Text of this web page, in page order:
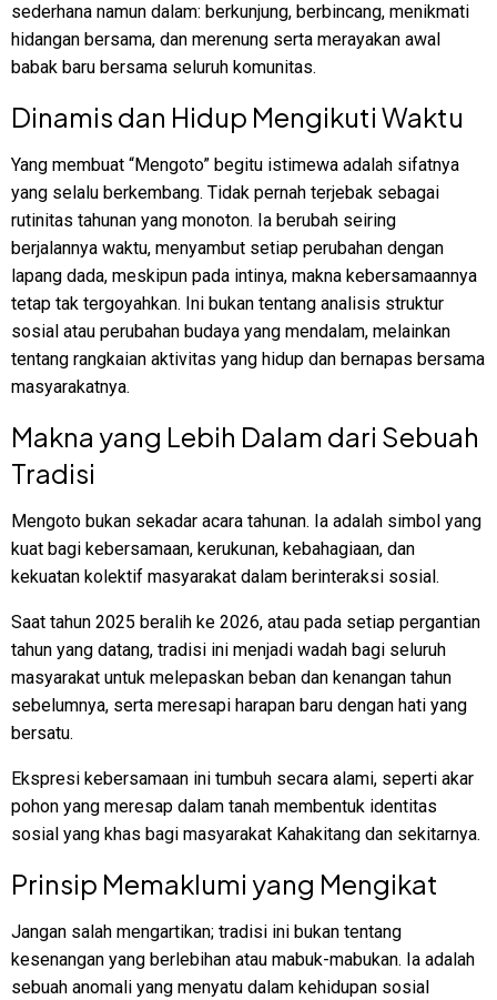
sederhana namun dalam: berkunjung, berbincang, menikmati
hidangan bersama, dan merenung serta merayakan awal
babak baru bersama seluruh komunitas.
Dinamis dan Hidup Mengikuti Waktu
Yang membuat “Mengoto” begitu istimewa adalah sifatnya
yang selalu berkembang. Tidak pernah terjebak sebagai
rutinitas tahunan yang monoton. Ia berubah seiring
berjalannya waktu, menyambut setiap perubahan dengan
lapang dada, meskipun pada intinya, makna kebersamaannya
tetap tak tergoyahkan. Ini bukan tentang analisis struktur
sosial atau perubahan budaya yang mendalam, melainkan
tentang rangkaian aktivitas yang hidup dan bernapas bersama
masyarakatnya.
Makna yang Lebih Dalam dari Sebuah
Tradisi
Mengoto bukan sekadar acara tahunan. Ia adalah simbol yang
kuat bagi kebersamaan, kerukunan, kebahagiaan, dan
kekuatan kolektif masyarakat dalam berinteraksi sosial.
Saat tahun 2025 beralih ke 2026, atau pada setiap pergantian
tahun yang datang, tradisi ini menjadi wadah bagi seluruh
masyarakat untuk melepaskan beban dan kenangan tahun
sebelumnya, serta meresapi harapan baru dengan hati yang
bersatu.
Ekspresi kebersamaan ini tumbuh secara alami, seperti akar
pohon yang meresap dalam tanah membentuk identitas
sosial yang khas bagi masyarakat Kahakitang dan sekitarnya.
Prinsip Memaklumi yang Mengikat
Jangan salah mengartikan; tradisi ini bukan tentang
kesenangan yang berlebihan atau mabuk-mabukan. Ia adalah
sebuah anomali yang menyatu dalam kehidupan sosial